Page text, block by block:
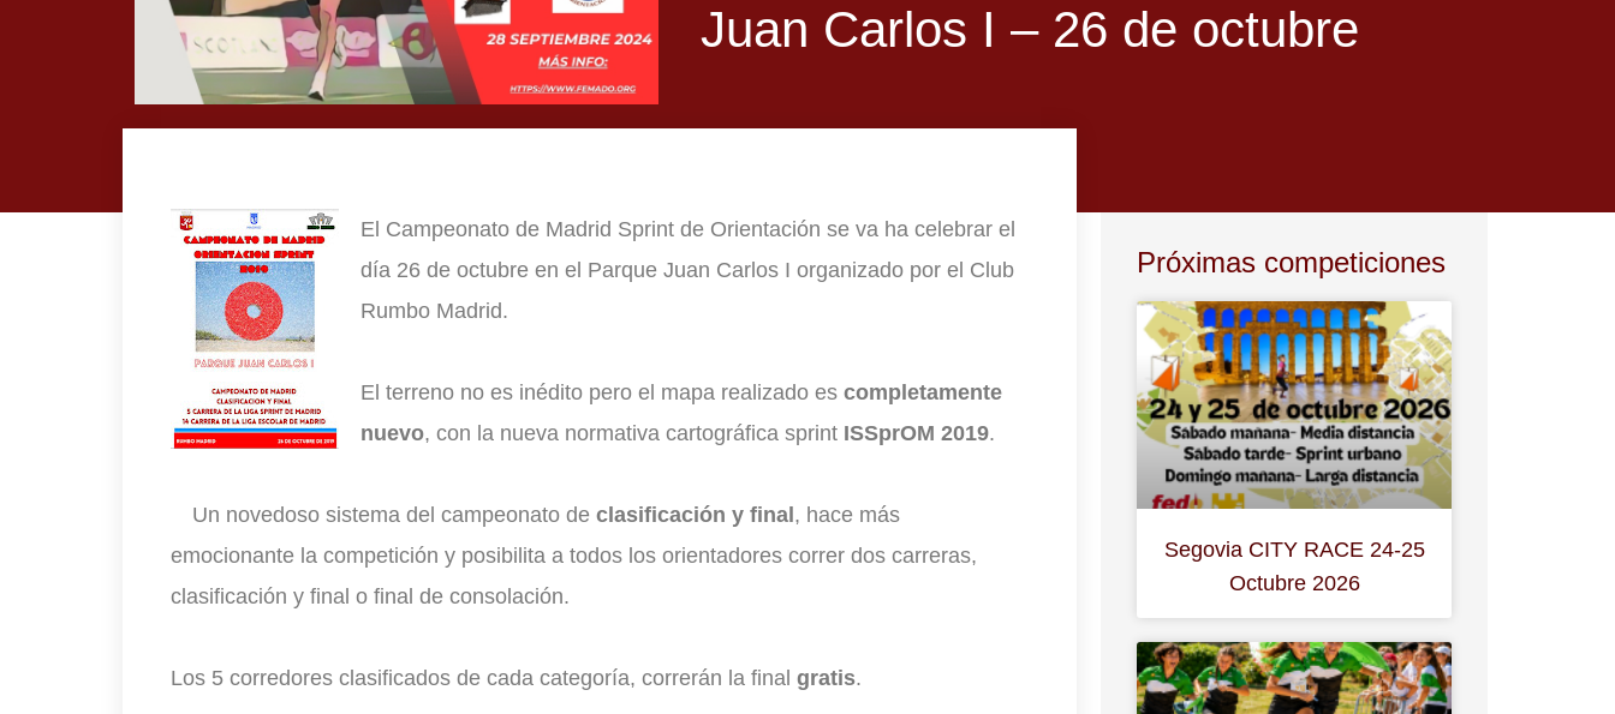
Juan Carlos I – 26 de octubre
El Campeonato de Madrid Sprint de Orientación se va ha celebrar el
día 26 de octubre en el Parque Juan Carlos I organizado por el Club
Rumbo Madrid.
El terreno no es inédito pero el mapa realizado es completamente
nuevo, con la nueva normativa cartográfica sprint ISSprOM 2019.
Un novedoso sistema del campeonato de clasificación y final , hace más
emocionante la competición y posibilita a todos los orientadores correr dos carreras,
clasificación y final o final de consolación.
Los 5 corredores clasificados de cada categoría, correrán la final gratis.
Próximas competiciones
Segovia CITY RACE 24-25
Octubre 2026